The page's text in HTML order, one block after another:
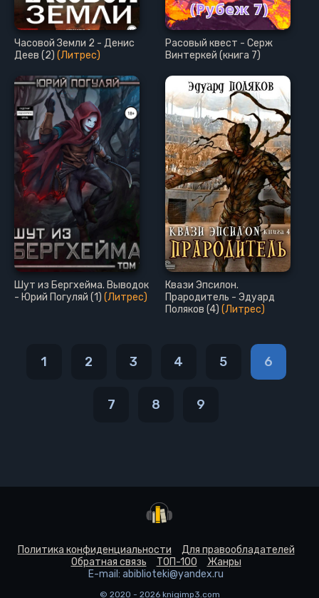
Часовой Земли 2 - Денис
Деев (2) (Литрес)
Расовый квест - Серж
Винтеркей (книга 7)
Шут из Бергхейма. Выводок
- Юрий Погуляй (1) (Литрес)
Квази Эпсилон.
Прародитель - Эдуард
Поляков (4) (Литрес)
1 2 3 4 5 6
7 8 9
Политика конфиденциальности
Для правообладателей
Обратная связь
ТОП-100
Жанры
E-mail: abiblioteki@yandex.ru
© 2020 - 2026 knigimp3.com